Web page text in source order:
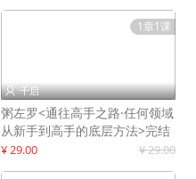
1章1课
 千启
粥左罗<通往高手之路·任何领域
从新手到高手的底层方法>完结
¥ 29.00 ¥ 29.00